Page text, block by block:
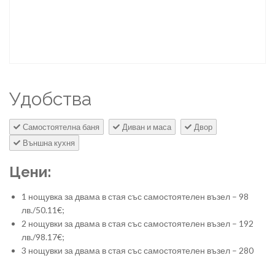
Удобства
Самостоятелна баня Диван и маса
Двор
Външна кухня
Цени:
1 нощувка за двама в стая със самостоятелен възел – 98
лв./50.11€;
2 нощувки за двама в стая със самостоятелен възел – 192
лв./98.17€;
3 нощувки за двама в стая със самостоятелен възел – 280